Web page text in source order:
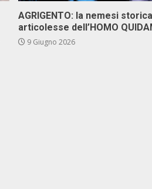
AGRIGENTO: la nemesi
articolesse dell’HOMO
9 Giugno 2026